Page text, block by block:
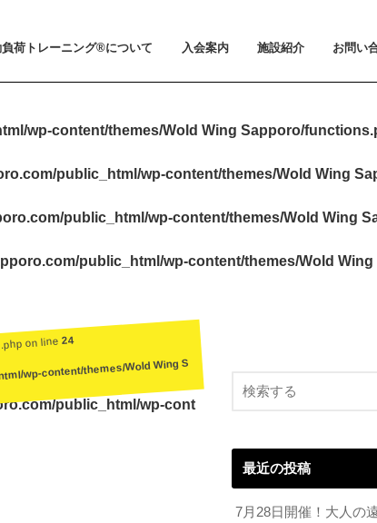
荷トレーニング®について
荷トレーニング®とは
裕史博士のご紹介
シューズについて
入会案内
入会案内
料金とお支払い方法について
体験会とトライアルプランについて
ビジター利用のご案内
会員規約
施設紹介
施設紹介
設置マシンのご紹介
アクセス
スタッフ紹介
お問い
お問い
入会手
体験会
見学・
よくあ
wp-content/themes/Wold Wing Sapporo/
public_html/wp-content/themes/Wold Wing
public_html/wp-content/themes/Wold Wing
public_html/wp-content/themes/Wold
public_html/wp-cont
on line24
wp-content/themes/Wold Wing S
最近の投稿
7月28日開催！大人の